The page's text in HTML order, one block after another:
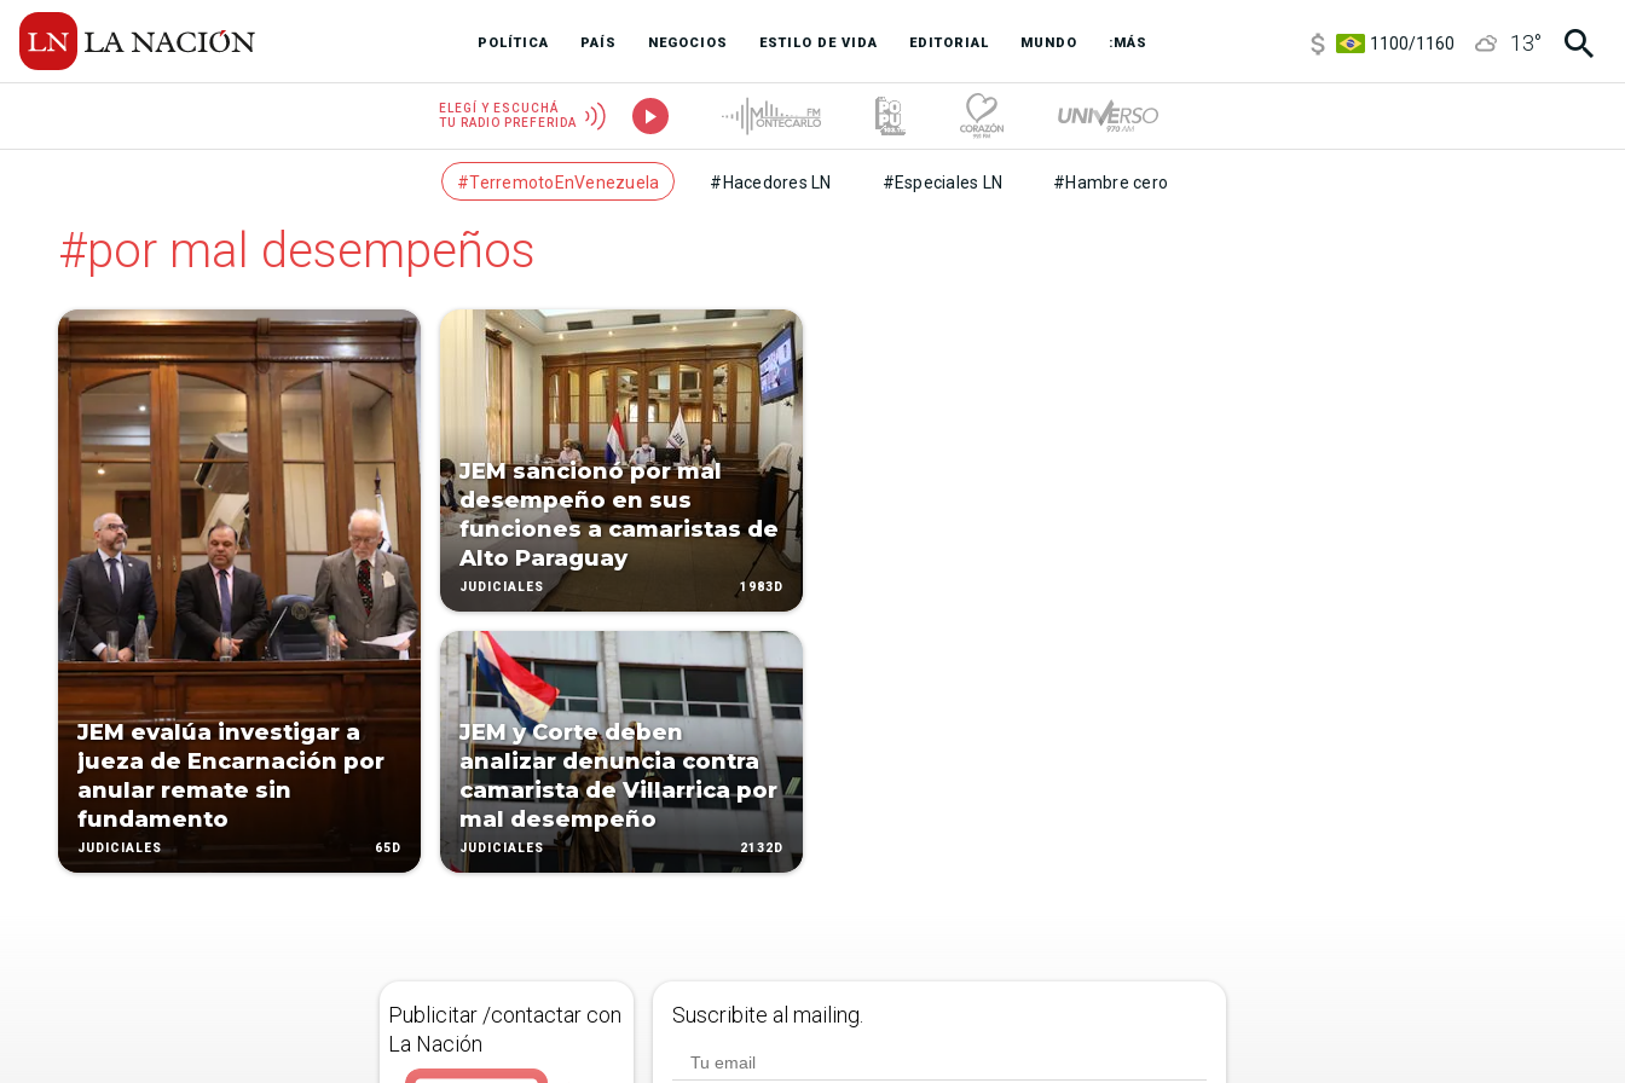
POLÍTICA PAÍS NEGOCIOS ESTILO DE VIDA EDITORIAL MUNDO :MÁS
1100/1160
13°
ELEGÍ Y ESCUCHÁ
TU RADIO PREFERIDA
#TerremotoEnVenezuela #Hacedores LN #Especiales LN #Hambre cero
#por mal desempeños
JEM evalúa investigar a
jueza de Encarnación por
anular remate sin
fundamento
JUDICIALES 65D
JEM sancionó por mal
desempeño en sus
funciones a camaristas de
Alto Paraguay
JUDICIALES 1983D
JEM y Corte deben
analizar denuncia contra
camarista de Villarrica por
mal desempeño
JUDICIALES 2132D
Publicitar /contactar con
La Nación
Suscribite al mailing.